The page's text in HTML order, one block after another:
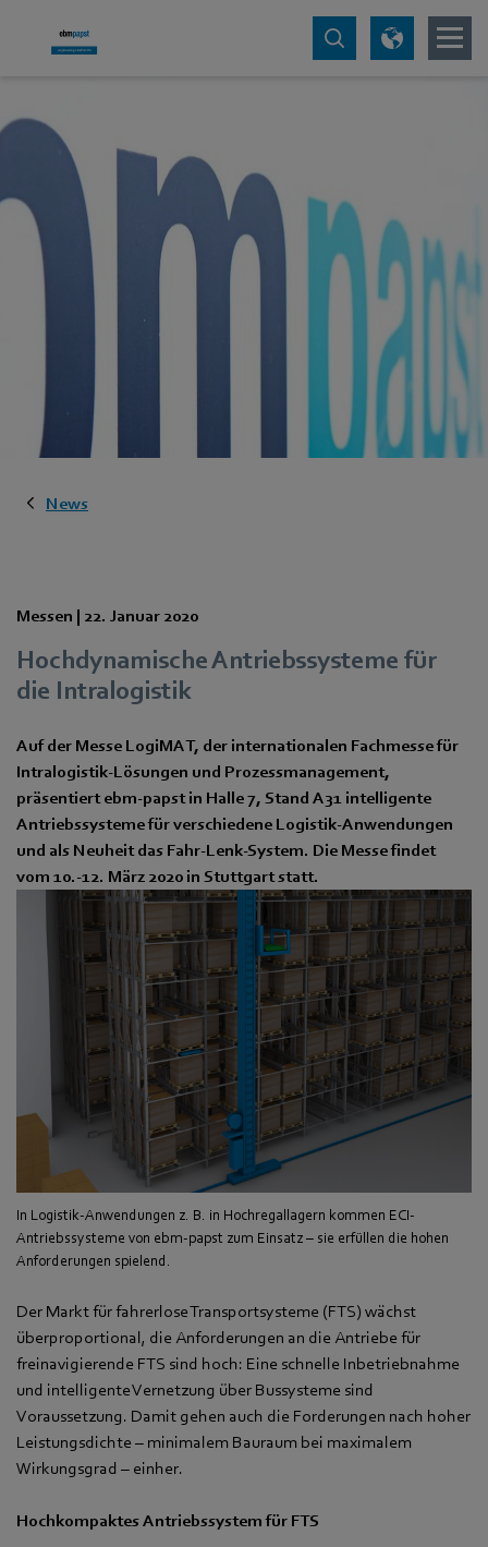
News
Messen | 22. Januar 2020
Hochdynamische Antriebssysteme für
die Intralogistik
Auf der Messe LogiMAT, der internationalen Fachmesse für
Intralogistik-Lösungen und Prozessmanagement,
präsentiert ebm-papst in Halle 7, Stand A31 intelligente
Antriebssysteme für verschiedene Logistik-Anwendungen
und als Neuheit das Fahr-Lenk-System. Die Messe findet
vom 10.-12. März 2020 in Stuttgart statt.
In Logistik-Anwendungen z. B. in Hochregallagern kommen ECI-
Antriebssysteme von ebm-papst zum Einsatz – sie erfüllen die hohen
Anforderungen spielend.
Der Markt für fahrerlose Transportsysteme (FTS) wächst
überproportional, die Anforderungen an die Antriebe für
freinavigierende FTS sind hoch: Eine schnelle Inbetriebnahme
und intelligente Vernetzung über Bussysteme sind
Voraussetzung. Damit gehen auch die Forderungen nach hoher
Leistungsdichte – minimalem Bauraum bei maximalem
Wirkungsgrad – einher.
Hochkompaktes Antriebssystem für FTS